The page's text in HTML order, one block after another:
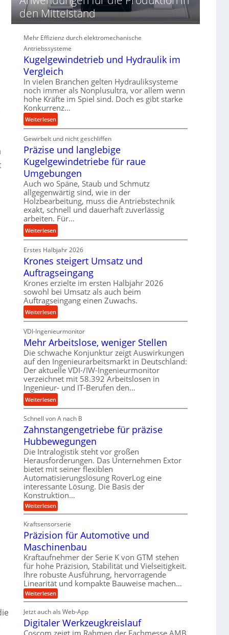
d
i
e
r
f
o
r
m
a
n
c
e
b
e
m
D
r
ü
k
p
r
e
s
s
den Mittelstand
Mehr Effizienz durch elektromechanische
Antriebssysteme
Kugelgewindetrieb und Hydraulik im
Vergleich
In vielen Branchen gelten Hydrauliksysteme
noch immer als Nonplusultra, vor allem wenn
hohe Kräfte im Spiel sind. Doch es gibt starke
Konkurrenz…
Weiterlesen:
K
u
g
l
g
e
w
i
n
d
e
r
i
e
b
u
n
d
H
y
d
r
a
u
l
i
k
i
m
V
e
r
g
l
e
i
c
h
Gewirbelt und nicht geschliffen
Präzise und langlebige
Kugelgewindetriebe für raue
Umgebungen
Auch wo Späne, Staub und Schmutz
allgegenwärtig sind, wie in der
Holzbearbeitung, muss die Antriebstechnik
exakt, schnell und dauerhaft zuverlässig
arbeiten. Für…
Weiterlesen:
P
r
ä
i
s
e
u
n
a
n
g
e
b
i
g
K
u
g
e
l
g
e
w
i
n
r
i
b
e
f
Erstes Halbjahr 2026
Krones steigert Umsatz und
Auftragseingang
Krones erzielte im ersten Halbjahr 2026
sowohl bei Umsatz als auch beim
Auftragseingang einen Zuwachs.
Weiterlesen:
K
r
o
n
e
s
s
t
e
i
g
e
r
U
m
s
a
t
z
u
n
d
A
u
f
t
r
a
g
s
e
i
VDI-Ingenieurmonitor
Mehr Arbeitslose, weniger Stellen
Die schwache Konjunktur zeigt Auswirkungen
auf den Ingenieurarbeitsmarkt in Deutschland:
Der aktuelle VDI-/IW-Ingenieurmonitor
verzeichnet mit 58.392 Arbeitslosen in
Ingenieur- und IT-Berufen den…
Weiterlesen:
M
e
h
A
r
b
e
i
t
s
l
o
s
e
,
w
e
n
i
g
e
r
S
Schnell von A nach B
Zahnstangengetriebe für präzise
Hubbewegungen
Die Intralogistik steht vor großen
Herausforderungen. Das Unternehmen Extor
bietet mit seiner flexiblen
Automatisierungslösung RoverLog eine
interessante Lösung. Die Basis der
Konstruktion…
Weiterlesen:
Z
h
n
s
t
a
n
g
e
n
g
e
r
i
e
Kraftsensorserie
Präzision für Automotive und
Maschinenbau
Kraftaufnehmer der Serie K von GTM stehen
für hohe Präzision, Stabilität und Vielseitigkeit.
Ihre robuste Ausführung, hervorragende
Linearität und kompakte Bauweise machen…
Weiterlesen:
P
ä
z
i
Jetzt auch als Web-App
Digitaler Werkzeugkreislauf